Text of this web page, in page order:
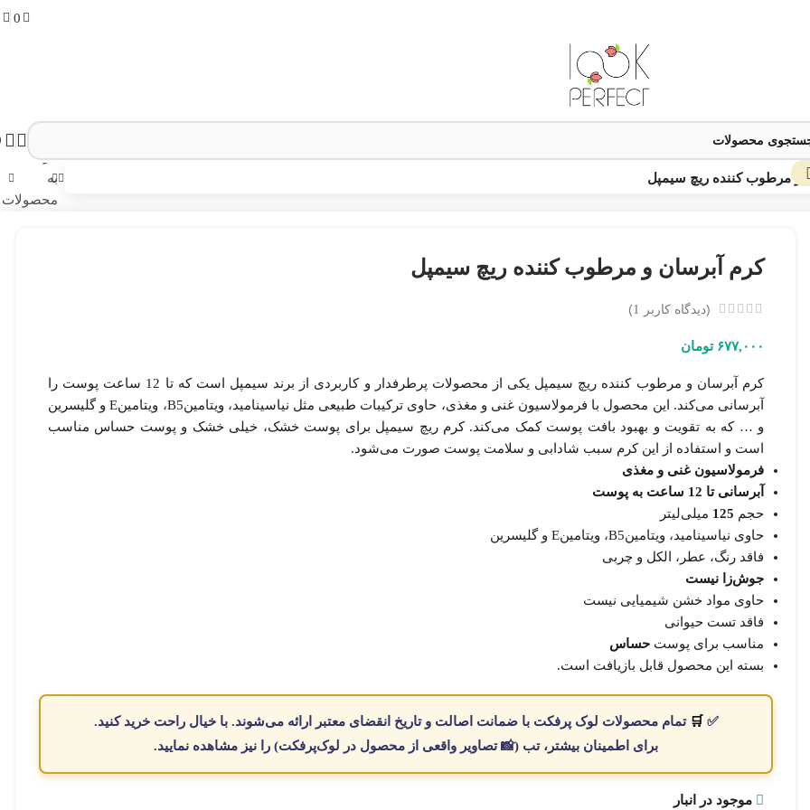
0
و مرطوب کننده ریچ سیمپل
بازگشت
به
محصولات
شد
کرم آبرسان و مرطوب کننده ریچ سیمپل
(دیدگاه کاربر 1
)
۶۷۷,۰۰۰ تومان
کرم آبرسان و مرطوب کننده ریچ سیمپل یکی از محصولات پرطرفدار و کاربردی از برند سیمپل است که تا 12 ساعت پوست را
آبرسانی می‌کند. این محصول با فرمولاسیون غنی و مغذی، حاوی ترکیبات طبیعی مثل نیاسینامید، ویتامینB5، ویتامینE و گلیسرین
و … که به تقویت و بهبود بافت پوست کمک می‌کند. کرم ریچ سیمپل برای پوست خشک، خیلی خشک و پوست حساس مناسب
است و استفاده از این کرم سبب شادابی و سلامت پوست صورت می‌شود.
فرمولاسیون غنی و مغذی
آبرسانی تا 12 ساعت به پوست
حجم 125 میلی‌لیتر
حاوی نیاسینامید، ویتامینB5، ویتامینE و گلیسرین
فاقد رنگ، عطر، الکل و چربی
جوش‌زا نیست
حاوی مواد خشن شیمیایی نیست
فاقد تست حیوانی
مناسب برای پوست حساس
بسته این محصول قابل بازیافت است.
✅
🛒 تماممحصولات لوک پرفکت باضمانت اصالت وتاریخ انقضای معتبر ارائه می‌شوند. باخیال راحت خرید کنید.
برای اطمینان بیشتر، تب (📸تصاویر واقعی از محصول در لوک‌پرفکت) را نیز مشاهده نمایید.
موجود در انبار